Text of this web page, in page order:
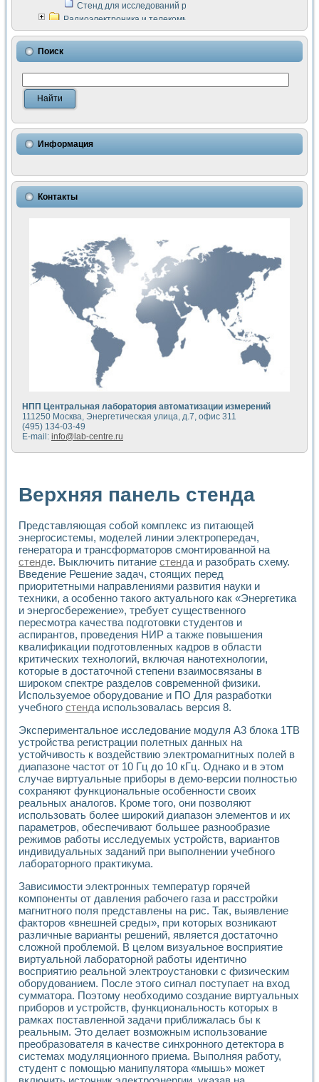
Стенд для исследований рабочих процессов ДВС в
Радиоэлектроника и телекоммуникации
LabVIEW в расчетах радиолиний систем передачи данных
Аппаратно-программный комплекс для исследования
Виртуальный лабораторный стенд для исследования
Измерение шумовых параметров операционных
Измерительный преобразователь на основе цифровой
Использование NI LabVIEW для математического
Исследовние возможности создания измерителя ВАХ
Математическое моделирование генератора сигналов -
Применение осциллографического модуля с высоким
Симуляция отклика импульсного радиолокационного
Автоматизация формирования уравнений состояния для
Разработка автоматизированного стенда для измерения
Применение среды LabVIEW для построения картины
Портативная система для определения показателей
Использование LabVIEW для управления источником
Устройство для снятия вольт-амперных характеристик
Передовые научные технологии: нано-, фемто-,
Автоматизированная установка по измерению временных
Автоматизированный лабораторный комплекс на базе
Визуализация моделирования и оптимизации тепловой
Виртуальный прибор для исследования функциональных
Исследование возможности создания экономичного
Исследование кинетики движения макрочастиц в
Метод прогнозирования свойств дисперсных продуктов
Недорогая система управления сверхпроводящим
Применение технологий NI в курсе экспериментальной
Расчет переноса аэрозоля и выпадения осадка в
Применение NI VISION для геометрического анализа в
Система температурной стабилизации
Управление движением с помощью программно -
Определение параметров всплывающих газовых
Система управления асинхронным тиристорным
Лазерный профилометр
Применение средств NATIONAL INSTRUMENTS для
Разработка автоматизированного стенда для
Автоматизированный стенд рентгеновской диагностики
Высокочувствительные оптоэлектронные
Установка для измерения диэлектрических свойств
Исследование кинетики зарождения и развития
Лабораторный электрический импедансный томограф на
Микрозондовая система для характеризации
Метод траекторий в исследовании
Промышленная автоматизация
Автоматизация технологических процессов получения
Использование систем технического зрения для контроля
Исследование электромагнитных переходных процессов
Применение LabVIEW при разработке обучающих
Разработка виртуальных тренажеров путем
Система блокировок, сигнализации и защиты ускорителя
Система сбора данных и управления процессом
Управление температурой газовой среды специальной
Разработка программного обеспечения с
Использование технологий NATIONAL INSTRUMENTS
Оборудование для промышленной термотрансферной
Автоматизация реометрических исследований на базе
Исследование электромагнитных переходных процессов
Стенд для исследования электрических переходных
Автоматизация контроля сварных швов на базе
Измерительный контроль с применением
Моделирование надежности и эффективности систем
Лабораторные практикумы и учебные стенды
Автоматизация лабораторного стенда по измерению
Автоматизированные лабораторные комплексы для
Виртуальный прибор для исследования нелинейных
Использование виртуальных приборов в процесе
Использование программ ELECTRONICS WORKBENCH-
Лабораторный практикум по дисциплине «Цифровые
Лабораторный практикум по ИНС на основе LabVIEW
Лабораторный практикум по основам теории коммутации
Опыт использования NI LabVIEW для создания
Поиск
Информация
Контакты
НПП Центральная лаборатория автоматизации измерений
111250 Москва, Энергетическая улица, д.7, офис 311
(495) 134-03-49
E-mail: info@lab-centre.ru
Верхняя панель стенда
Представляющая собой комплекс из питающей
энергосистемы, моделей линии электропередач,
генератора и трансформаторов смонтированной на
стенде. Выключить питание стенда и разобрать схему.
Введение Решение задач, стоящих перед
приоритетными направлениями развития науки и
техники, а особенно такого актуального как «Энергетика
и энергосбережение», требует существенного
пересмотра качества подготовки студентов и
аспирантов, проведения НИР а также повышения
квалификации подготовленных кадров в области
критических технологий, включая нанотехнологии,
которые в достаточной степени взаимосвязаны в
широком спектре разделов современной физики.
Используемое оборудование и ПО Для разработки
учебного стенда использовалась версия 8.
Экспериментальное исследование модуля A3 блока 1ТВ
устройства регистрации полетных данных на
устойчивость к воздействию электромагнитных полей в
диапазоне частот от 10 Гц до 10 кГц. Однако и в этом
случае виртуальные приборы в демо-версии полностью
сохраняют функциональные особенности своих
реальных аналогов. Кроме того, они позволяют
использовать более широкий диапазон элементов и их
параметров, обеспечивают большее разнообразие
режимов работы исследуемых устройств, вариантов
индивидуальных заданий при выполнении учебного
лабораторного практикума.
Зависимости электронных температур горячей
компоненты от давления рабочего газа и расстройки
магнитного поля представлены на рис. Так, выявление
факторов «внешней среды», при которых возникают
различные варианты решений, является достаточно
сложной проблемой. В целом визуальное восприятие
виртуальной лабораторной работы идентично
восприятию реальной электроустановки с физическим
оборудованием. После этого сигнал поступает на вход
сумматора. Поэтому необходимо создание виртуальных
приборов и устройств, функциональность которых в
рамках поставленной задачи приближалась бы к
реальным. Это делает возможным использование
преобразователя в качестве синхронного детектора в
системах модуляционного приема. Выполняя работу,
студент с помощью манипулятора «мышь» может